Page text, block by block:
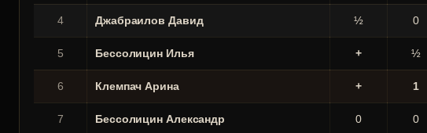
4 Джабраилов Давид ½ 0
5 Бессолицин Илья + ½
6 Клемпач Арина + 1
7 Бессолицин Александр 0 0